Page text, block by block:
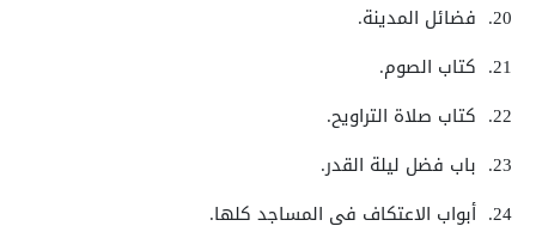
20. فضائل المدينة.
21. كتاب الصوم.
22. كتاب صلاة التراويح.
23. باب فضل ليلة القدر.
24. أبواب الاعتكاف في المساجد كلها.